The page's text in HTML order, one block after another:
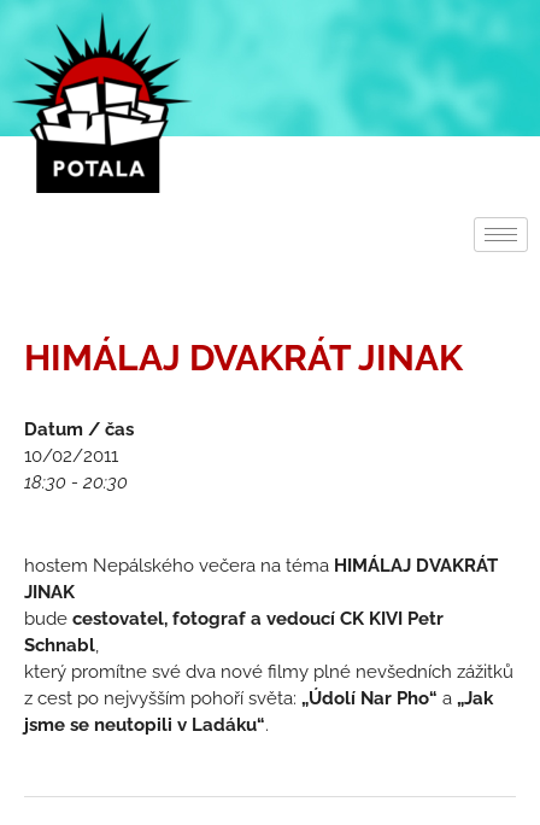
Přeskočit
obsah
HIMÁLAJ DVAKRÁT JINAK
Datum / čas
10/02/2011
18:30 - 20:30
hostem Nepálského večera na téma HIMÁLAJ DVAKRÁT
JINAK
bude cestovatel, fotograf a vedoucí CK KIVI Petr
Schnabl,
který promítne své dva nové filmy plné nevšedních zážitků
z cest po nejvyšším pohoří světa: „Údolí Nar Pho“ a „Jak
jsme se neutopili v Ladáku“.